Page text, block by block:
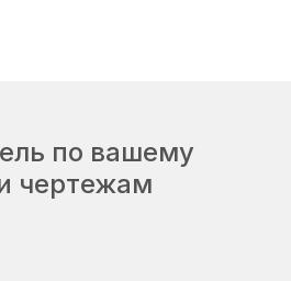
по вашему
чертежам